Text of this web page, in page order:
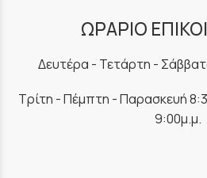
ΩΡΑΡΙΟ
Δευτέρα - Τετάρτη -
Τρίτη - Πέμπτη - Παρασκευή
9:00μ.μ.